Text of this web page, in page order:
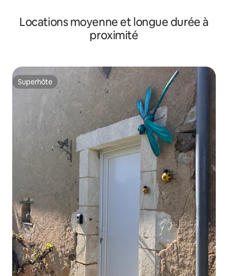
Locations moyenne et longue durée à
proximité
Superhôte
Superhôte